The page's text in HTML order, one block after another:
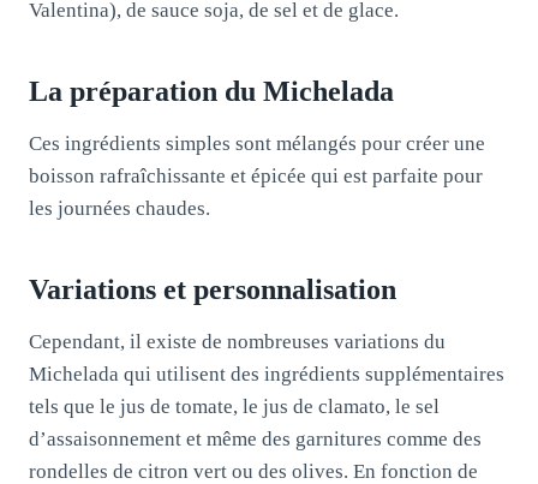
Valentina), de sauce soja, de sel et de glace.
La préparation du Michelada
Ces ingrédients simples sont mélangés pour créer une
boisson rafraîchissante et épicée qui est parfaite pour
les journées chaudes.
Variations et personnalisation
Cependant, il existe de nombreuses variations du
Michelada qui utilisent des ingrédients supplémentaires
tels que le jus de tomate, le jus de clamato, le sel
d’assaisonnement et même des garnitures comme des
rondelles de citron vert ou des olives. En fonction de